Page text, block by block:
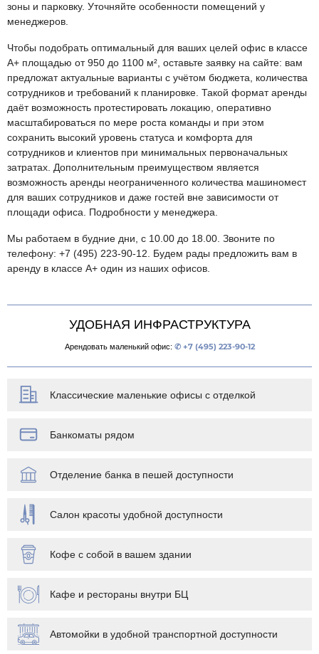
зоны и парковку.​ Уточняйте особенности помещений у
менеджеров.
Чтобы подобрать оптимальный для ваших целей офис в классе
А+ площадью от 950 до 1100 м², оставьте заявку на сайте: вам
предложат актуальные варианты с учётом бюджета, количества
сотрудников и требований к планировке. Такой формат аренды
даёт возможность протестировать локацию, оперативно
масштабироваться по мере роста команды и при этом
сохранить высокий уровень статуса и комфорта для
сотрудников и клиентов при минимальных первоначальных
затратах. Дополнительным преимуществом является
возможность аренды неограниченного количества машиномест
для ваших сотрудников и даже гостей вне зависимости от
площади офиса. Подробности у менеджера.
Мы работаем в будние дни, с 10.00 до 18.00. Звоните по
телефону: +7 (495) 223-90-12. Будем рады предложить вам в
аренду в классе А+ один из наших офисов.
УДОБНАЯ ИНФРАСТРУКТУРА
Арендовать маленький офис: ✆ +7 (495) 223-90-12
Классические маленькие офисы с отделкой
Банкоматы рядом
Отделение банка в пешей доступности
Салон красоты удобной доступности
Кофе с собой в вашем здании
Кафе и рестораны внутри БЦ
Автомойки в удобной транспортной доступности